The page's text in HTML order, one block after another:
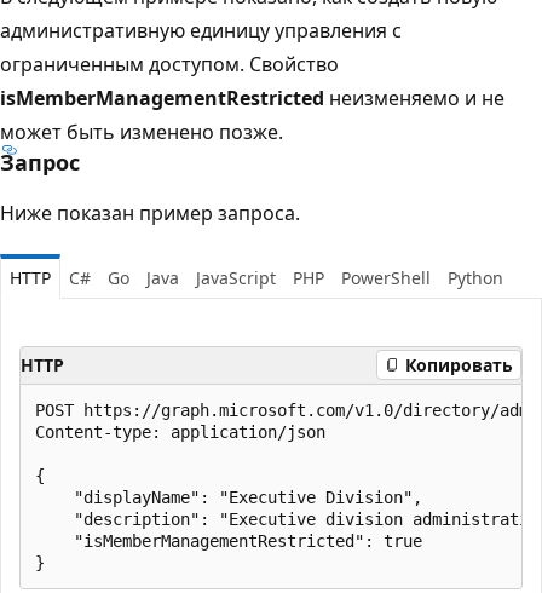
административную единицу управления с
ограниченным доступом. Свойство
isMemberManagementRestricted неизменяемо и не
может быть изменено позже.
Запрос
Ниже показан пример запроса.
HTTP C# Go Java JavaScript PHP PowerShell Python
HTTP Копировать
POST https://graph.microsoft.com/v1.0/directory/
Content-type: application/json
{
    "displayName": "Executive Division",
"description": "Executive division
    "isMemberManagementRestricted": true